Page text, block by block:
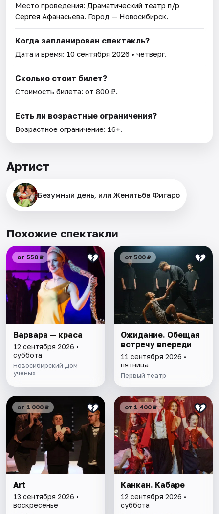
Место проведения: Драматический театр п/р
Сергея Афанасьева. Город — Новосибирск.
Когда запланирован спектакль?
Дата и время: 10 сентября 2026 • четверг.
Сколько стоит билет?
Стоимость билета: от 800 ₽.
Есть ли возрастные ограничения?
Возрастное ограничение: 16+.
Артист
Безумный день, или Женитьба Фигаро
Похожие спектакли
от 550 ₽
Варвара — краса
12 сентября 2026 •
суббота
Новосибирский Дом
ученых
от 500 ₽
Ожидание. Обещая
встречу впереди
11 сентября 2026 •
пятница
Первый театр
от 1 000 ₽
Art
13 сентября 2026 •
воскресенье
от 1 400 ₽
Канкан. Кабаре
12 сентября 2026 •
суббота